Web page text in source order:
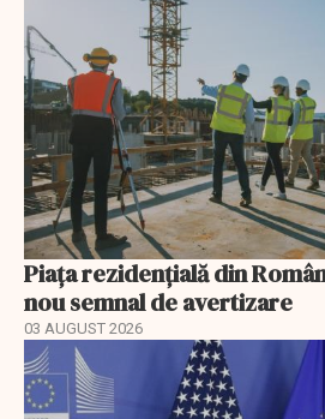
Piața rezidențială din
nou semnal de avertizare
03 AUGUST 2026